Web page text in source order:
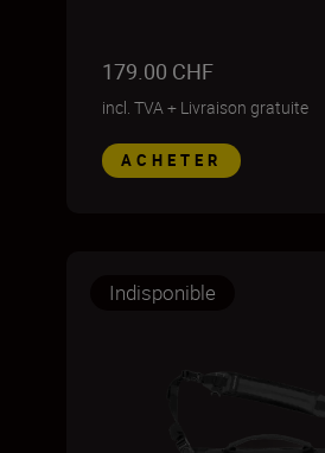
179.00 CHF
incl. TVA+ Livraison gratuite
ACHETER
Indisponible